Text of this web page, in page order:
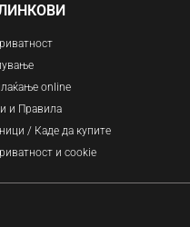
online
и Правила
/ Каде да купите
и cookie